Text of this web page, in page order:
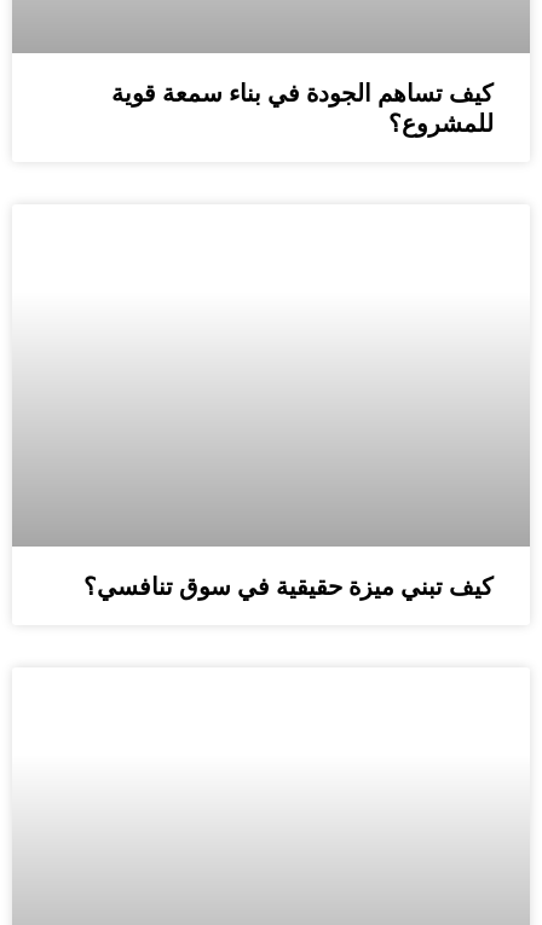
كيف تساهم الجودة في بناء سمعة قوية
للمشروع؟
كيف تبني ميزة حقيقية في سوق تنافسي؟